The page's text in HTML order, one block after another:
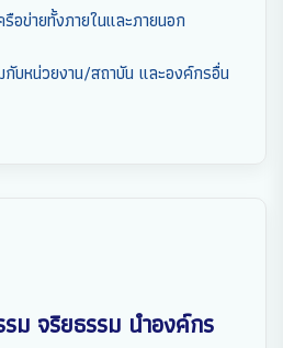
รือข่ายทั้งภายในและภายนอก
กับหน่วยงาน/สถาบัน และองค์กรอื่น
ม จริยธรรม นำองค์กร